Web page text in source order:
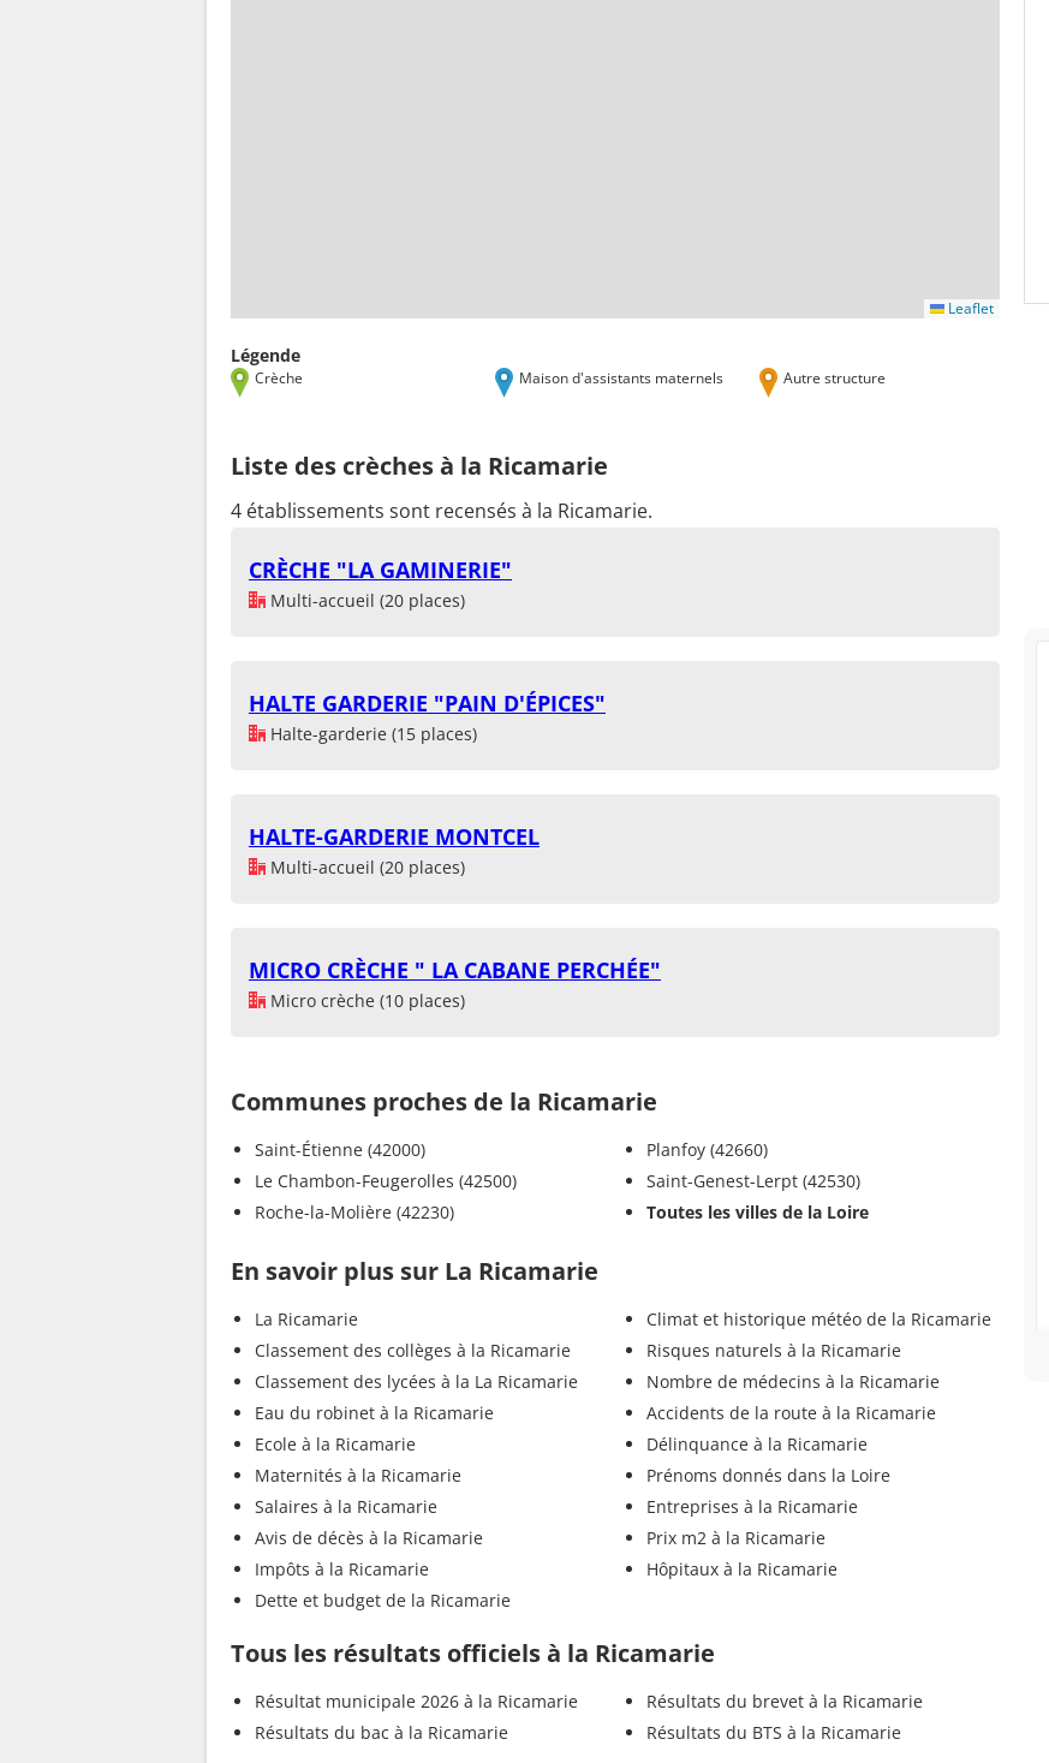
Leaflet
Légende
Crèche Maison d'assistants maternels Autre structure
Liste des crèches à la Ricamarie
4 établissements sont recensés à la Ricamarie.
CRÈCHE "LA GAMINERIE"
Multi-accueil (20 places)
HALTE GARDERIE "PAIN D'ÉPICES"
Halte-garderie (15 places)
HALTE-GARDERIE MONTCEL
Multi-accueil (20 places)
MICRO CRÈCHE " LA CABANE PERCHÉE"
Micro crèche (10 places)
Communes proches de la Ricamarie
Saint-Étienne (42000)
Le Chambon-Feugerolles (42500)
Roche-la-Molière (42230)
Planfoy (42660)
Saint-Genest-Lerpt (42530)
Toutes les villes de la Loire
En savoir plus sur La Ricamarie
La Ricamarie
Classement des collèges à la Ricamarie
Classement des lycées à la La Ricamarie
Eau du robinet à la Ricamarie
Ecole à la Ricamarie
Maternités à la Ricamarie
Salaires à la Ricamarie
Avis de décès à la Ricamarie
Impôts à la Ricamarie
Dette et budget de la Ricamarie
Climat et historique météo de la Ricamarie
Risques naturels à la Ricamarie
Nombre de médecins à la Ricamarie
Accidents de la route à la Ricamarie
Délinquance à la Ricamarie
Prénoms donnés dans la Loire
Entreprises à la Ricamarie
Prix m2 à la Ricamarie
Hôpitaux à la Ricamarie
Tous les résultats officiels à la Ricamarie
Résultat municipale 2026 à la Ricamarie
Résultats du bac à la Ricamarie
Résultats du brevet à la Ricamarie
Résultats du BTS à la Ricamarie